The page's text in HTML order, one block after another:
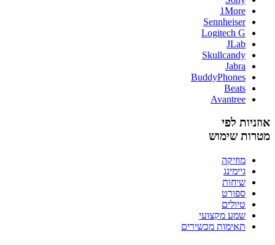
1More
Sennheiser
Logitech G
JLab
Skullcandy
Jabra
BuddyPhones
Beats
Avantree
אוזניות לפי
מטרות שימוש
מוזיקה
גיימינג
שיחות
ספורט
טיולים
שמע מקצועי
תאימות מכשירים